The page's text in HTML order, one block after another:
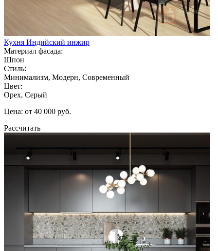
Кухня Индийский инжир
Материал фасада:
Шпон
Стиль:
Минимализм, Модерн, Современный
Цвет:
Орех, Серый
Цена: от 40 000 руб.
Рассчитать